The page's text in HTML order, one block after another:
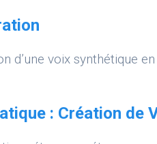
d’une voix synthétique
: Création de